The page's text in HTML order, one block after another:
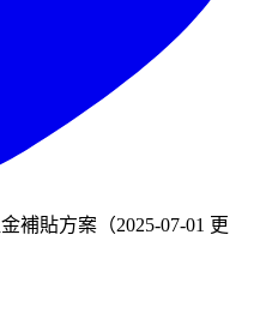
補貼方案（2025-07-01 更